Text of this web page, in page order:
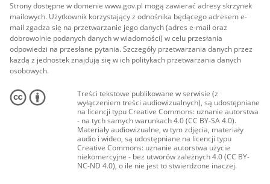
Strony dostępne w domenie www.gov.pl mogą zawierać adresy skrzynek
mailowych. Użytkownik korzystający z odnośnika będącego adresem e-
mail zgadza się na przetwarzanie jego danych (adres e-mail oraz
dobrowolnie podanych danych w wiadomości) w celu przesłania
odpowiedzi na przesłane pytania. Szczegóły przetwarzania danych przez
każdą z jednostek znajdują się w ich politykach przetwarzania danych
osobowych.
Treści tekstowe publikowane w serwisie (z
wyłączeniem treści audiowizualnych), są udostępniane
na licencji typu Creative Commons: uznanie autorstwa
- na tych samych warunkach 4.0 (CC BY-SA 4.0).
Materiały audiowizualne, w tym zdjęcia, materiały
audio i wideo, są udostępniane na licencji typu
Creative Commons: uznanie autorstwa użycie
niekomercyjne - bez utworów zależnych 4.0 (CC BY-
NC-ND 4.0), o ile nie jest to stwierdzone inaczej.